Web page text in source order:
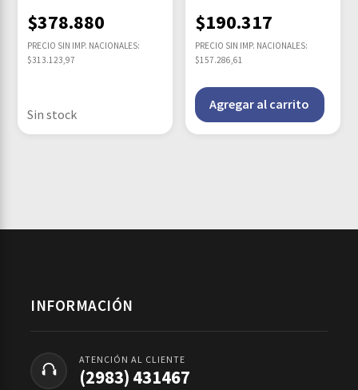
$378.880
PRECIO SIN IMP. NACIONALES:
$313.123,97
Sin stock
$190.317
PRECIO SIN IMP. NACIONALES:
$157.286,61
Agregar al carrito
INFORMACIÓN
ATENCIÓN AL CLIENTE
(2983) 431467